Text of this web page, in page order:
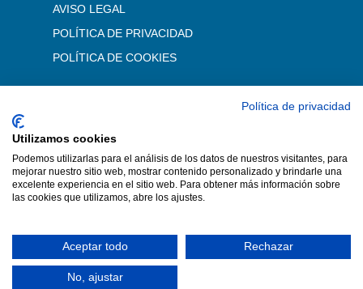
AVISO LEGAL
POLÍTICA DE PRIVACIDAD
POLÍTICA DE COOKIES
Política de privacidad
Utilizamos cookies
Podemos utilizarlas para el análisis de los datos de nuestros visitantes, para
mejorar nuestro sitio web, mostrar contenido personalizado y brindarle una
excelente experiencia en el sitio web. Para obtener más información sobre
las cookies que utilizamos, abre los ajustes.
Aceptar todo Rechazar
No, ajustar